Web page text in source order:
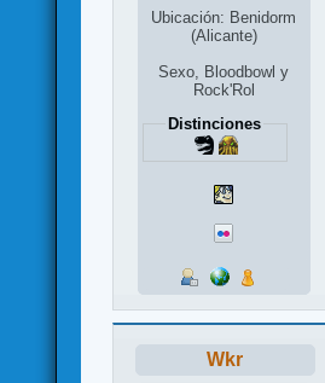
Ubicación: Benidorm
(Alicante)
Sexo, Bloodbowl y
Rock'Rol
Distinciones
Wkr